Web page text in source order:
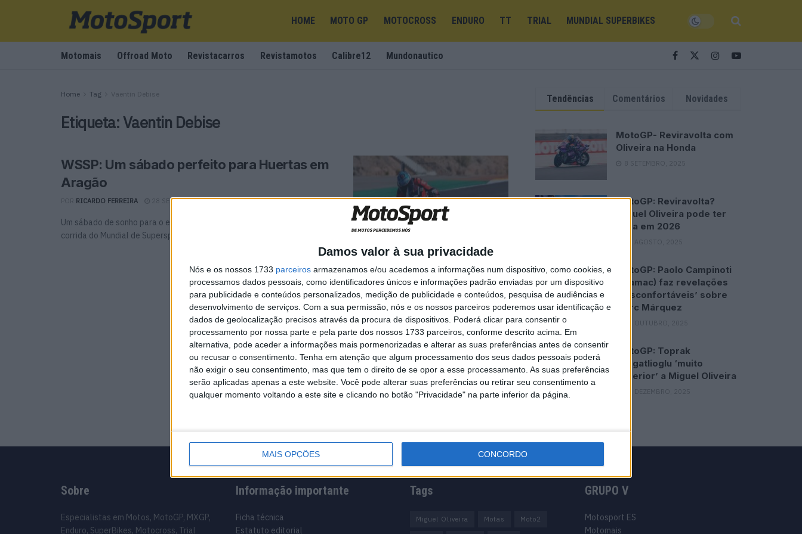
Damos valor à sua privacidade
Nós e os nossos 1733 parceiros armazenamos e/ou acedemos a informações num dispositivo, como cookies, e
processamos dados pessoais, como identificadores únicos e informações padrão enviadas por um dispositivo
para publicidade e conteúdos personalizados, medição de publicidade e conteúdos, pesquisa de audiências e
desenvolvimento de serviços. Com a sua permissão, nós e os nossos parceiros poderemos usar identificação e
dados de geolocalização precisos através da procura de dispositivos. Poderá clicar para consentir o
processamento por nossa parte e pela parte dos nossos 1733 parceiros, conforme descrito acima. Em
alternativa, pode aceder a informações mais pormenorizadas e alterar as suas preferências antes de consentir
ou recusar o consentimento. Tenha em atenção que algum processamento dos seus dados pessoais poderá
não exigir o seu consentimento, mas que tem o direito de se opor a esse processamento. As suas preferências
serão aplicadas apenas a este website. Você pode alterar suas preferências ou retirar seu consentimento a
qualquer momento voltando a este site e clicando no botão "Privacidade" na parte inferior da página.
MAIS OPÇÕES CONCORDO
HOME MOTO GP MOTOCROSS ENDURO TT TRIAL MUNDIAL SUPERBIKES
Motomais Offroad Moto Revistacarros Revistamotos Calibre12 Mundonautico
Home Tag Vaentin Debise
Etiqueta:Vaentin Debise
WSSP: Um sábado perfeito para Huertas em
Aragão
RICARDO FERREIRA 28 SETEMBRO, 2024 0
Um sábado de sonho para o espanhol da Ducati, que dominou a primeira
corrida do Mundial de Supersport em Aragão, ...
Tendências Comentários Novidades
MotoGP- Reviravolta com
Oliveira na Honda
8 SETEMBRO, 2025
MotoGP: Reviravolta?
Miguel Oliveira pode ter
vaga em 2026
28 AGOSTO, 2025
MotoGP: Paolo Campinoti
(Pramac) faz revelações
‘desconfortáveis’ sobre
Marc Márquez
16 OUTUBRO, 2025
MotoGP: Toprak
Razgatlioglu ‘muito
superior’ a Miguel Oliveira
Sobre
Especialistas em Motos, MotoGP, MXGP,
Enduro, SuperBikes, Motocross, Trial
Informação importante
Ficha técnica
Estatuto editorial
Tags
Miguel Oliveira Motas Moto2
GRUPO V
Motosport ES
Motomais